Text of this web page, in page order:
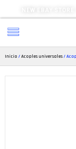
NEW EBAY
Inicio /Acoples universales/